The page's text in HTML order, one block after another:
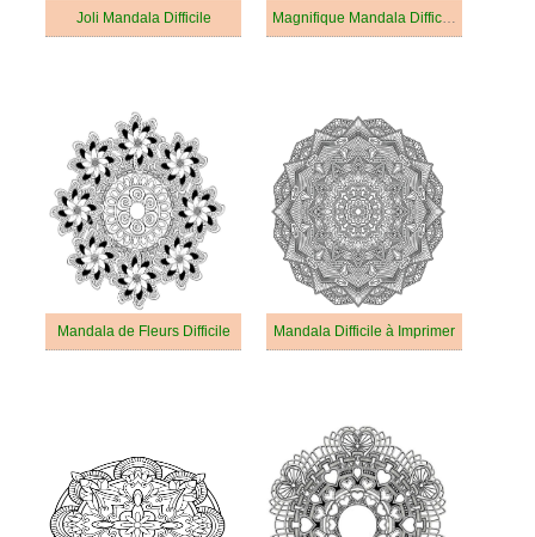
Joli Mandala Difficile Magnifique Mandala Difficile
Mandala de Fleurs Difficile Mandala Difficile à Imprimer